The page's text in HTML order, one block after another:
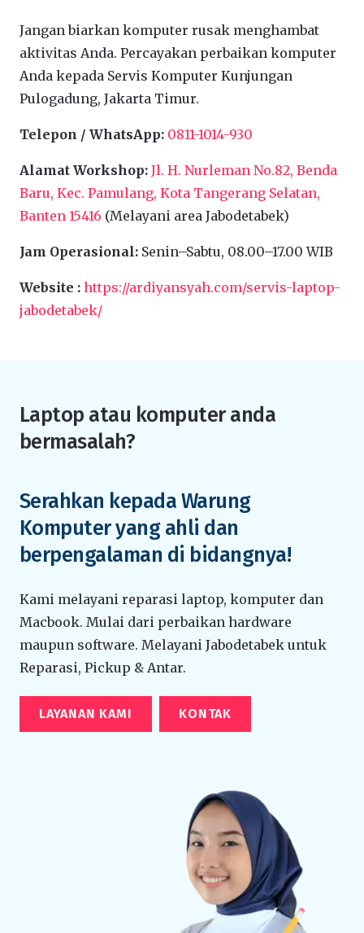
Jangan biarkan komputer rusak menghambat
aktivitas Anda. Percayakan perbaikan komputer
Anda kepada Servis Komputer Kunjungan
Pulogadung, Jakarta Timur.
Telepon / WhatsApp: 0811-1014-930
Alamat Workshop: Jl. H. Nurleman No.82, Benda
Baru, Kec. Pamulang, Kota Tangerang Selatan,
Banten 15416 (Melayani area Jabodetabek)
Jam Operasional: Senin–Sabtu, 08.00–17.00 WIB
Website : https://ardiyansyah.com/servis-laptop-
jabodetabek/
Laptop atau komputer anda
bermasalah?
Serahkan kepada Warung
Komputer yang ahli dan
berpengalaman di bidangnya!
Kami melayani reparasi laptop, komputer dan
Macbook. Mulai dari perbaikan hardware
maupun software. Melayani Jabodetabek untuk
Reparasi, Pickup & Antar.
LAYANAN KAMI KONTAK